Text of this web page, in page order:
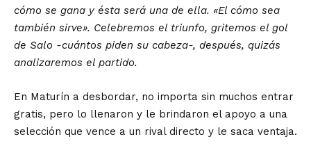
cómo se gana y ésta será una de ella. «El cómo sea
también sirve». Celebremos el triunfo, gritemos el gol
de Salo -cuántos piden su cabeza-, después, quizás
analizaremos el partido.
En Maturín a desbordar, no importa sin muchos entrar
gratis, pero lo llenaron y le brindaron el apoyo a una
selección que vence a un rival directo y le saca ventaja.